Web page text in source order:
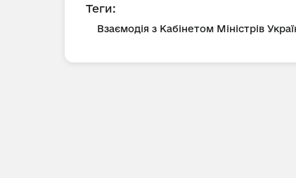
Теги:
Взаємодія з Кабінетом Міністрів